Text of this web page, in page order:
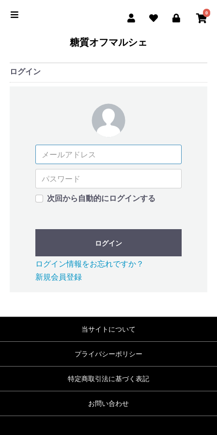
0
糖質オフマルシェ
ログイン
次回から自動的にログインする
ログイン
ログイン情報をお忘れですか？
新規会員登録
当サイトについて
プライバシーポリシー
特定商取引法に基づく表記
お問い合わせ